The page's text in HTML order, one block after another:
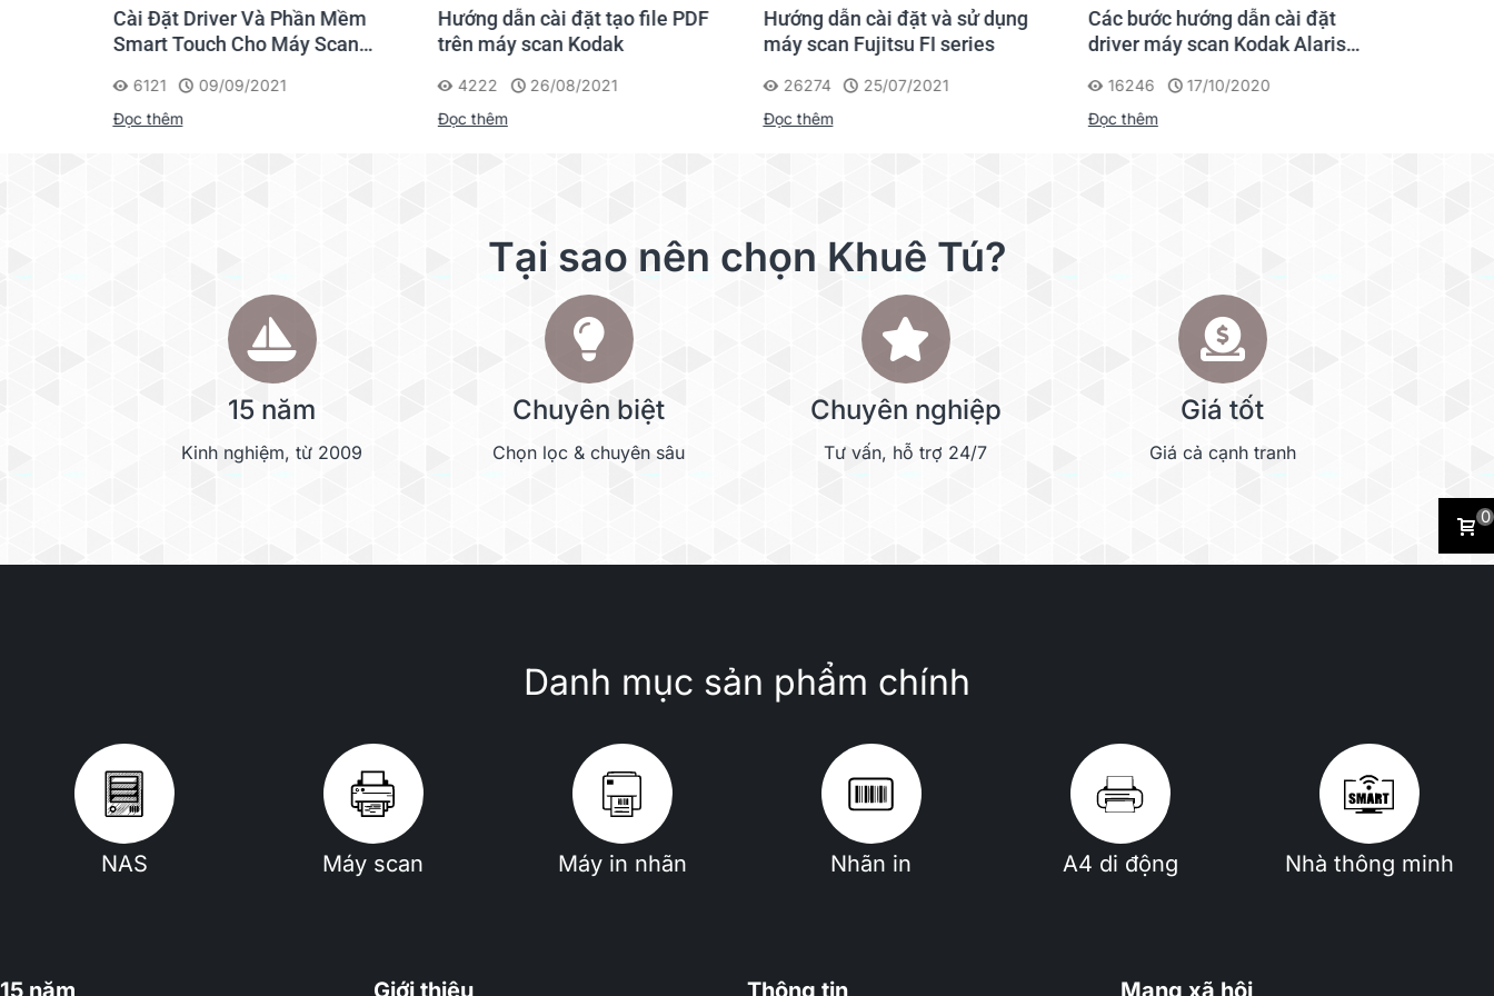
etc.
Roller Exchange Kit
Roller Cleaning Paper
*1 The scanning speed differs depending on the host computer, the operating system, the application, the measuring method, the quantity of data in the image, and the paper type. The scanning speed is as determined by
*2 "Weight in pounds" of paper represents the weight of 500 sheets (432 x 559 mm / 17 x 22 in.).
Scan quality cannot be guaranteed for documents with a non-standard size.
*3 The power requirement differs depending on the country/area.
*4 Availability of the model may differ depending on the country.
• ISIS is a registered trademark or trademark of EMC Corporation in the United States and other countries.
and the ENERGY STAR certification marks are registered US marks.
• All product names are trademarks or registered trademarks of their respective holders.
Cài Đặt Driver Và Phần Mềm
Smart Touch Cho Máy Scan
6121
09/09/2021
Đọc thêm
Hướng dẫn cài đặt tạo file PDF
trên máy scan Kodak
4222
26/08/2021
Đọc thêm
Hướng dẫn cài đặt và sử dụng
máy scan Fujitsu FI series
26274
25/07/2021
Đọc thêm
Các bước hướng dẫn cài đặt
driver máy scan Kodak Alaris
16246
17/10/2020
Đọc thêm
Tại sao nên chọn Khuê Tú?
15 năm
Kinh nghiệm, từ 2009
Chuyên biệt
Chọn lọc & chuyên sâu
Chuyên nghiệp
Tư vấn, hỗ trợ 24/7
Giá tốt
Giá cả cạnh tranh
Danh mục sản phẩm chính
NAS Máy scan Máy in nhãn Nhãn in A4 di động Nhà thông minh
15 năm Giới thiệu Thông tin Mạng xã hội
0